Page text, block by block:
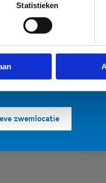
Statistieken
geldt. 🛶 Roeien, kajakken
mits volgende
ontsmetten na elke training. •
Voor de
zwemlocatie voorzien.
💙
zwemlocatie